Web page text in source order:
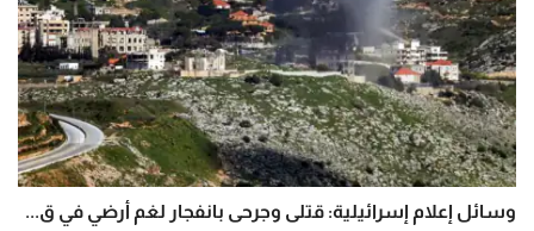
وسائل إعلام إسرائيلية: قتلى وجرحى بانفجار لغم أرضي في ق...